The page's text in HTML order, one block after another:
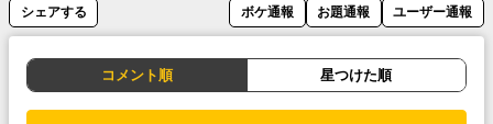
シェアする ボケ通報 お題通報 ユーザー通報
コメント順 星つけた順